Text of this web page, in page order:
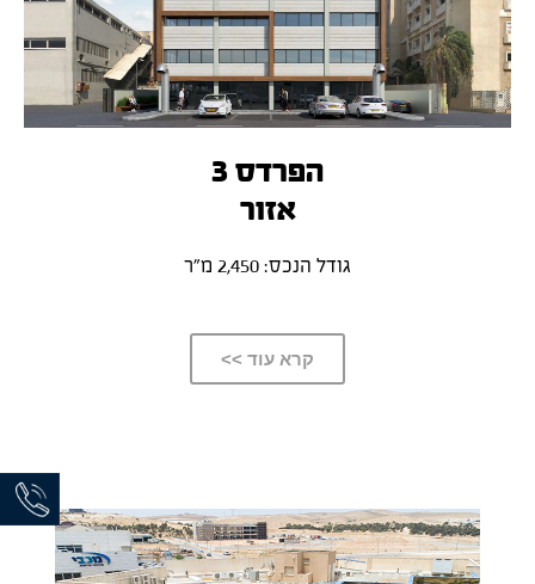
הפרדס 3
אזור
גודל הנכס: 2,450 מ”ר
קרא עוד >>